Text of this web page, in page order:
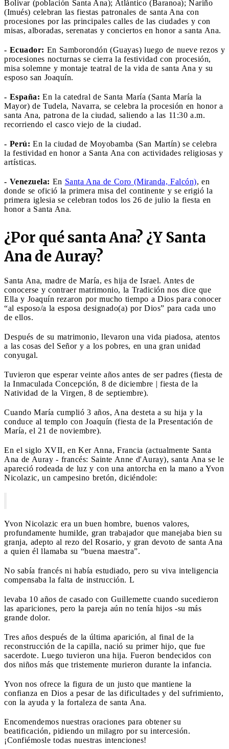
Bolívar (población Santa Ana); Atlántico (Baranoa); Nariño
(Imués) celebran las fiestas patronales de santa Ana con
procesiones por las principales calles de las ciudades y con
misas, alboradas, serenatas y conciertos en honor a santa Ana.
- Ecuador: En Samborondón (Guayas) luego de nueve rezos y
procesiones nocturnas se cierra la festividad con procesión,
misa solemne y montaje teatral de la vida de santa Ana y su
esposo san Joaquín.
- España: En la catedral de Santa María (Santa María la
Mayor) de Tudela, Navarra, se celebra la procesión en honor a
santa Ana, patrona de la ciudad, saliendo a las 11:30 a.m.
recorriendo el casco viejo de la ciudad.
- Perú: En la ciudad de Moyobamba (San Martín) se celebra
la festividad en honor a Santa Ana con actividades religiosas y
artísticas.
- Venezuela: En Santa Ana de Coro (Miranda, Falcón), en
donde se ofició la primera misa del continente y se erigió la
primera iglesia se celebran todos los 26 de julio la fiesta en
honor a Santa Ana.
¿Por qué santa Ana? ¿Y Santa
Ana de Auray?
Santa Ana, madre de María, es hija de Israel. Antes de
conocerse y contraer matrimonio, la Tradición nos dice que
Ella y Joaquín rezaron por mucho tiempo a Dios para conocer
“al esposo/a la esposa designado(a) por Dios” para cada uno
de ellos.
Después de su matrimonio, llevaron una vida piadosa, atentos
a las cosas del Señor y a los pobres, en una gran unidad
conyugal.
Tuvieron que esperar veinte años antes de ser padres (fiesta de
la Inmaculada Concepción, 8 de diciembre | fiesta de la
Natividad de la Virgen, 8 de septiembre).
Cuando María cumplió 3 años, Ana desteta a su hija y la
conduce al templo con Joaquín (fiesta de la Presentación de
María, el 21 de noviembre).
En el siglo XVII, en Ker Anna, Francia (actualmente Santa
Ana de Auray - francés: Sainte Anne d'Auray), santa Ana se le
apareció rodeada de luz y con una antorcha en la mano a Yvon
Nicolazic, un campesino bretón, diciéndole:
Yvon Nicolazic era un buen hombre, buenos valores,
profundamente humilde, gran trabajador que manejaba bien su
granja, adepto al rezo del Rosario, y gran devoto de santa Ana
a quien él llamaba su “buena maestra”.
No sabía francés ni había estudiado, pero su viva inteligencia
compensaba la falta de instrucción. L
levaba 10 años de casado con Guillemette cuando sucedieron
las apariciones, pero la pareja aún no tenía hijos -su más
grande dolor.
Tres años después de la última aparición, al final de la
reconstrucción de la capilla, nació su primer hijo, que fue
sacerdote. Luego tuvieron una hija. Fueron bendecidos con
dos niños más que tristemente murieron durante la infancia.
Yvon nos ofrece la figura de un justo que mantiene la
confianza en Dios a pesar de las dificultades y del sufrimiento,
con la ayuda y la fortaleza de santa Ana.
Encomendemos nuestras oraciones para obtener su
beatificación, pidiendo un milagro por su intercesión.
¡Confiémosle todas nuestras intenciones!